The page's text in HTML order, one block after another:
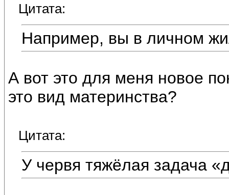
Цитата:
Например, вы в личном
А вот это для меня новое
это вид материнства?
Цитата:
У червя тяжёлая задача